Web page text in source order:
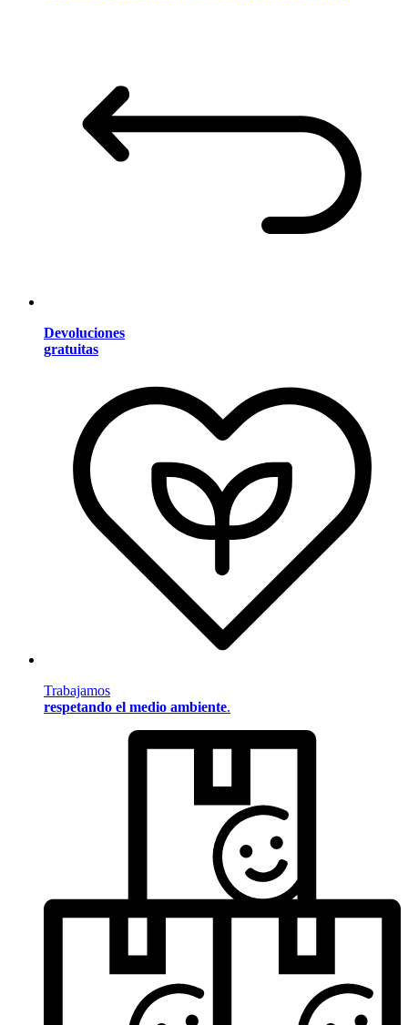
Devoluciones
gratuitas
Trabajamos
respetando el medio ambiente.